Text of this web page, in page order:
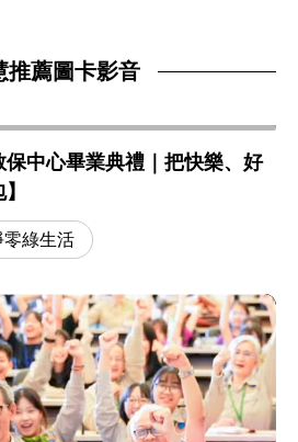
推薦圖卡影音
保中心畢業典禮｜把快樂、好
零綠生活